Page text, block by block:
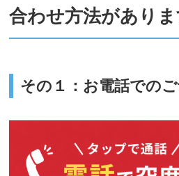
合わせ方法があり
その１：お電話での